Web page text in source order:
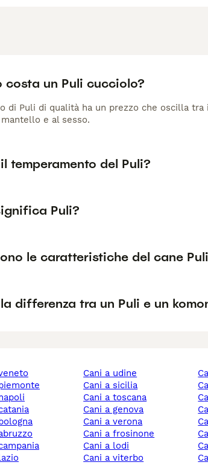
costa un Puli cucciolo?
di Puli di qualità ha un prezzo che oscilla tra
e al sesso.
temperamento del Puli?
Puli?
le caratteristiche del cane
differenza tra un Puli e un
cani a udine
cani a sicilia
cani a toscana
cani a genova
cani a verona
cani a frosinone
cani a lodi
cani a viterbo